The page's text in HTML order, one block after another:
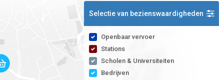
Selectie van bezienswaardigheden
Openbaar vervoer
Stations
Scholen & Universiteiten
Bedrijven